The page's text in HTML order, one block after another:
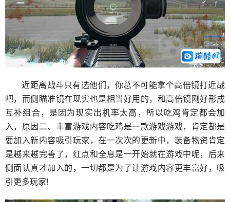
近距离战斗只有选他们，你总不可能拿个高倍镜打近战
吧，而侧瞄准镜在现实也是相当好用的，和高倍镜刚好形成
互补组合，是因为现实出机率太高，所以吃鸡肯定都会加
入，原因二、丰富游戏内容吃鸡是一款游戏游戏，肯定都是
要加入新内容吸引玩家，在一次次的更新中，装备物资肯定
是越来越完善了，红点和全息是一开始就在游戏中呢，后来
侧面认真才加入的，一切都是为了让游戏内容更丰富好，吸
引更多玩家!